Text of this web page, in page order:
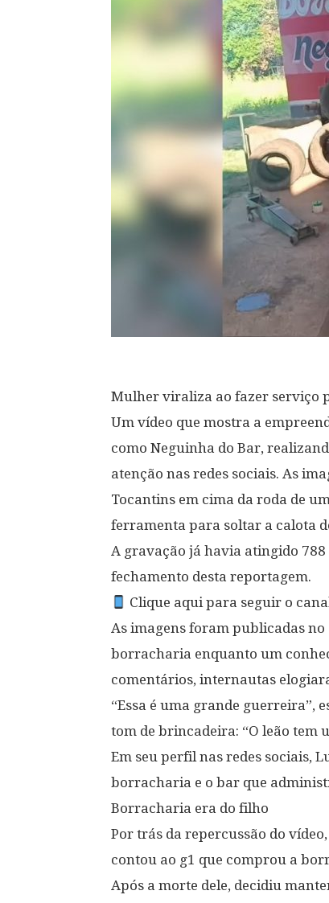
Mulher viraliza ao fazer serviço
Um vídeo que mostra a
como Neguinha do Bar,
atenção nas redes sociais. As
Tocantins em cima da roda de
ferramenta para soltar a calota
A gravação já havia atingido
fechamento desta reportagem.
Clique aqui para seguir o
As imagens foram publicadas
borracharia enquanto um
comentários, internautas
“Essa é uma grande guerreira”,
tom de brincadeira: “O leão tem
Em seu perfil nas redes sociais,
borracharia e o bar que
Borracharia era do filho
Por trás da repercussão do
contou ao g1 que comprou a
Após a morte dele, decidiu